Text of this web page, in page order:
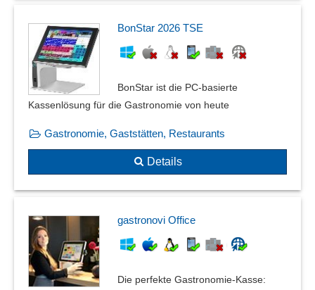
BonStar 2026 TSE
BonStar ist die PC-basierte
Kassenlösung für die Gastronomie von heute
Gastronomie, Gaststätten, Restaurants
Details
gastronovi Office
Die perfekte Gastronomie-Kasse: